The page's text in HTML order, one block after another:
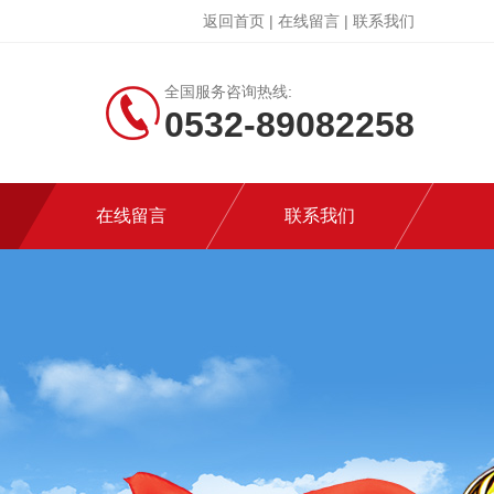
返回首页 | 在线留言 | 联系我们
全国服务咨询热线:
0532-89082258
在线留言 联系我们